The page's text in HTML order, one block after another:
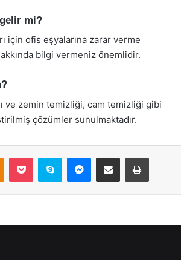
mi?
için ofis eşyalarına zarar verme
bilgi vermeniz önemlidir.
ve zemin temizliği, cam temizliği gibi
çözümler sunulmaktadır.
Odnoklassniki
Pocket Skype Messenger
E-Posta ile paylaş Yazdır